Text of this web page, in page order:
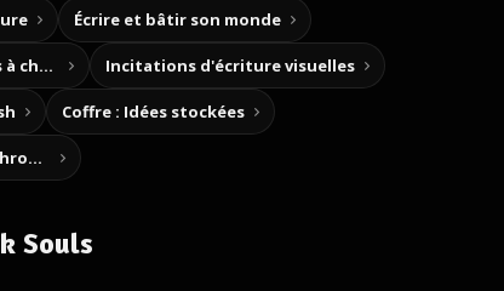
Écrire et bâtir son monde
Créez vos propres aventures à choix Incitations d'écriture visuelles
Coffre : Idées stockées
Notes d’histoire (Extension Chrome)
Souls